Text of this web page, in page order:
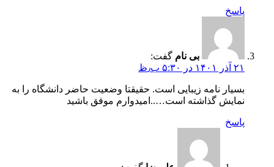
پاسخ
بی نام گفت:
۲۱ آذر ۱۴۰۱ در ۵:۳۰ ب٫ظ
بسیار نامه زیبایی است. حقیقتا وضعیت حاضر دانشگاه را به
نمایش گذاشته است…..امیدوارم موفق باشید
پاسخ